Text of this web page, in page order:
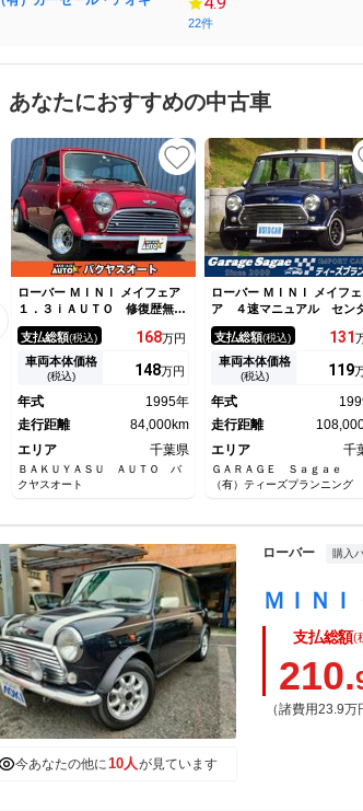
22件
あなたにおすすめの中古車
ローバー ＭＩＮＩ メイフェア
１．３ｉＡＵＴＯ 修復歴無
し ＸＮ１２Ａ オーバーフェ
ンダー １０インチスピードス
ターマーク２アルミ フェンダ
ーミラー
支払総額(税込) 168万円
車両本体価格
(税込) 148万円
年式
1995年
走行距離
84,000km
エリア
千葉県
ＢＡＫＵＹＡＳＵ ＡＵＴＯ バ
クヤスオート
ローバー ＭＩＮＩ メイフェ
ア ４速マニュアル セン
マフラー 運転席バケットシ
ト １２インチブラックア
ミ 取説 記録簿 社外サス
ンション 禁煙車両
支払総額(税込) 131
車両本体価格
(税込) 119
年式
走行距離
エリア
千
ＧＡＲＡＧＥ Ｓａｇａｅ
（有）ティーズプランニング
今あなたの他に 10人 が見ています
ローバー 購入
支払総額(
210.
（諸費用23.9万